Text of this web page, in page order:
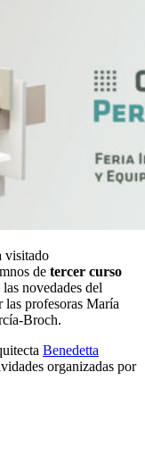
visitado
de tercer curso
novedades del
las profesoras María
Broch.
Benedetta
organizadas por